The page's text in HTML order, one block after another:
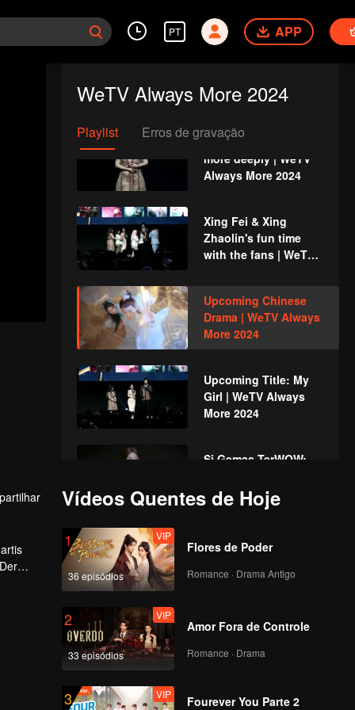
PT APP
WeTV Always More 2024
Playlist Erros de gravação
| WeTV Always More
2024
strategy | WeTV
Get to know WeTV
more deeply | WeTV
Always More 2024
Xing Fei & Xing
Zhaolin's fun time
with the fans | WeTV
Upcoming Chinese
Drama | WeTV Always
More 2024
Upcoming Title: My
Girl | WeTV Always
More 2024
Si Gemas TerWOW:
Always More 2024
Prilly Latuconsina &
Reza Rahadian |
Angga Yunanda &
Syifa Hadju | WeTV
CEO TerWOW: Xing
Vídeos Quentes de Hoje
1
36 episódios
VIP
Flores de Poder
Romance · Drama Antigo
2
33 episódios
VIP
Amor Fora de Controle
Romance · Drama
3 VIP
Fourever You Parte 2